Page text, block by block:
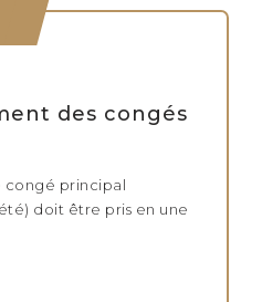
des congés
congé principal
doit être pris en une